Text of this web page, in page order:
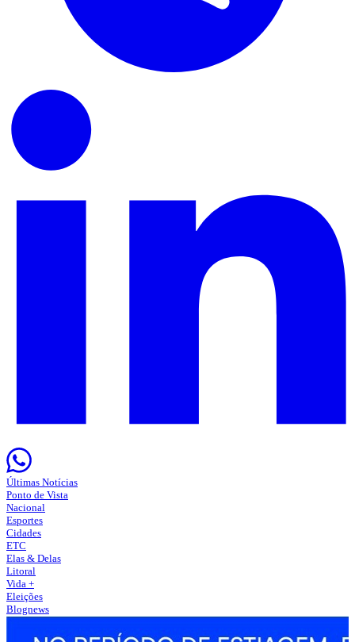
Últimas Notícias
Ponto de Vista
Nacional
Esportes
Cidades
ETC
Elas & Delas
Litoral
Vida +
Eleições
Blognews